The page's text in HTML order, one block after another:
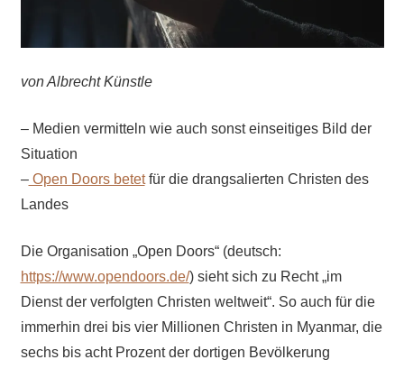
von Albrecht Künstle
– Medien vermitteln wie auch sonst einseitiges Bild der
Situation
–Open Doors betetfür die drangsalierten Christen des
Landes
Die Organisation „Open Doors“ (deutsch:
https://www.opendoors.de/) sieht sich zu Recht „im
Dienst der verfolgten Christen weltweit“. So auch für die
immerhin drei bis vier Millionen Christen in Myanmar, die
sechs bis acht Prozent der dortigen Bevölkerung